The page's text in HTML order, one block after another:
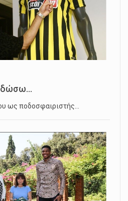
δώσω...
ως ποδοσφαιριστής…